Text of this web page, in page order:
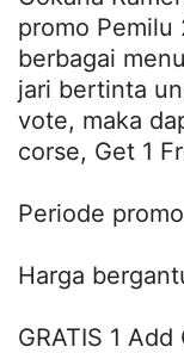
promo Pemilu
berbagai
jari bertinta
vote, maka
corse, Get 1
Periode
Harga
GRATIS 1